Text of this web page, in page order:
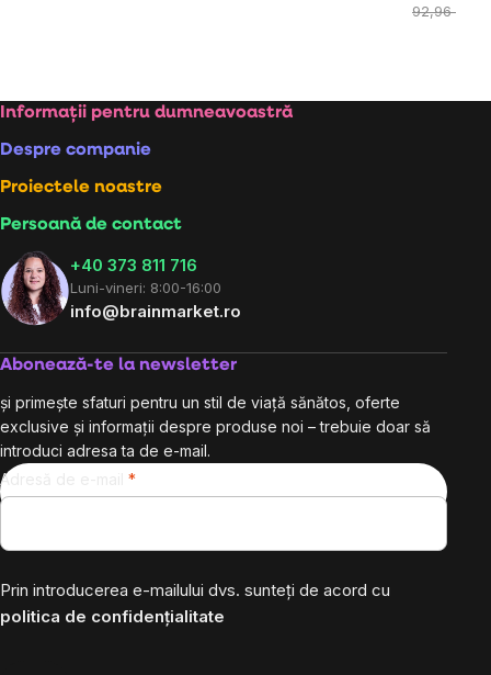
preţ:
92,96 lei
Subsol
Informații pentru dumneavoastră
Despre companie
Proiectele noastre
Persoană de contact
+40 373 811 716
Luni-vineri: 8:00-16:00
info@brainmarket.ro
Abonează-te la newsletter
și primește sfaturi pentru un stil de viață sănătos, oferte
exclusive și informații despre produse noi – trebuie doar să
introduci adresa ta de e-mail.
Adresă de e-mail
Prin introducerea e-mailului dvs. sunteți de acord cu
politica de confidențialitate